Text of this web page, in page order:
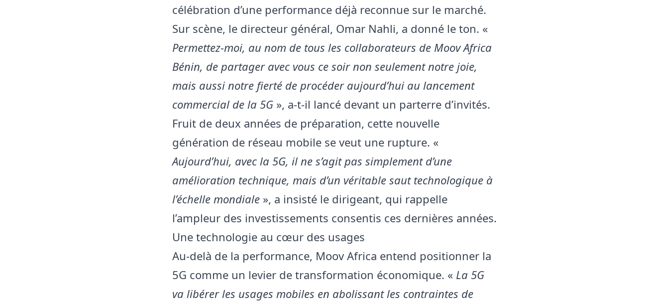
célébration d’une performance déjà reconnue sur le marché.
Sur scène, le directeur général, Omar Nahli, a donné le ton. «
Permettez-moi, au nom de tous les collaborateurs de Moov Africa
Bénin, de partager avec vous ce soir non seulement notre joie,
mais aussi notre fierté de procéder aujourd’hui au lancement
commercial de la 5G », a-t-il lancé devant un parterre d’invités.
Fruit de deux années de préparation, cette nouvelle
génération de réseau mobile se veut une rupture. «
Aujourd’hui, avec la 5G, il ne s’agit pas simplement d’une
amélioration technique, mais d’un véritable saut technologique à
l’échelle mondiale », a insisté le dirigeant, qui rappelle
l’ampleur des investissements consentis ces dernières années.
Une technologie au cœur des usages
Au-delà de la performance, Moov Africa entend positionner la
5G comme un levier de transformation économique. « La 5G
va libérer les usages mobiles en abolissant les contraintes de